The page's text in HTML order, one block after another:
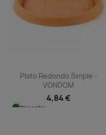
Plato Redondo Simple -
VONDOM
4,84 €
Disponible